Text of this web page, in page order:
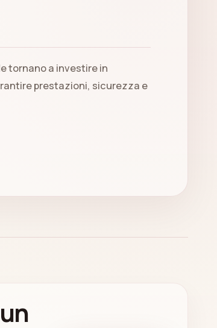
tornano a investire in
prestazioni, sicurezza e